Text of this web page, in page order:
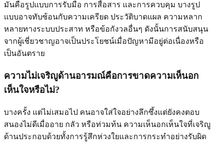
มันคือรูปแบบการรับมือ การสื่อสาร และการควบคุม บางรูป
แบบอาจทับซ้อนกับความเครียด ประวัติบาดแผล ความหลาก
หลายทางระบบประสาท หรือข้อกังวลอื่นๆ ดังนั้นการสนับสนุน
จากผู้เชี่ยวชาญอาจเป็นประโยชน์เมื่อปัญหามีอยู่ต่อเนื่องหรือ
เป็นอันตราย
ความไม่เจริญูด้านอารมณ์คือการขาดความเห็นอก
เห็นใจหรือไม่?
บางครั้ง แต่ไม่เสมอไป คนอาจใส่ใจอย่างลึกซึ้งแต่ยังคงตอบ
สนองไม่ดีเมื่ออาย กลัว หรือท่วมท้น ความเห็นอกเห็นใจที่เจริญู
ด้านประกอบด้วยทั้งการรู้สึกห่วงใยและการกระทำอย่างรับผิด